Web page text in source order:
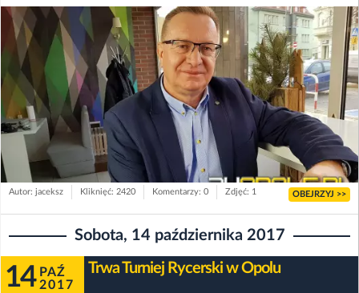
Autor: jaceksz Kliknięć: 2420 Komentarzy: 0 Zdjęć: 1 OBEJRZYJ >>
Sobota, 14 października 2017
14 PAŹ
2017
Trwa Turniej Rycerski w Opolu